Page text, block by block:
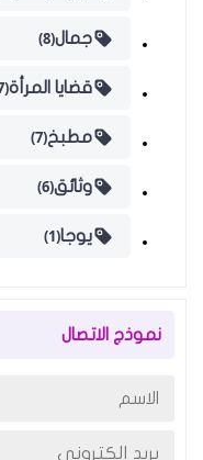
جمال(8)
قضايا المرأة(7)
مطبخ(7)
وثائق(6)
يوجا(1)
نموذج الاتصال